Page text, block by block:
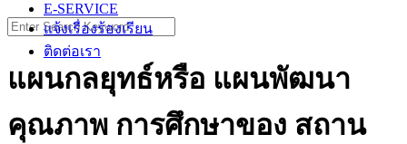
E-SERVICE
แจ้งเรื่องร้องเรียน
ติดต่อเรา
Search
for:
แผนกลยุทธ์หรือ แผนพัฒนา
คุณภาพ การศึกษาของ สถาน